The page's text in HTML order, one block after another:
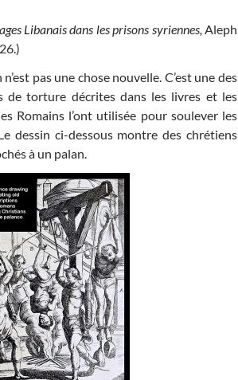
Libanais dans les prisons syriennes, Aleph
pas une chose nouvelle. C’est une des
de torture décrites dans les livres et les
Romains l’ont utilisée pour soulever les
dessin ci-dessous montre des chrétiens
à un palan.